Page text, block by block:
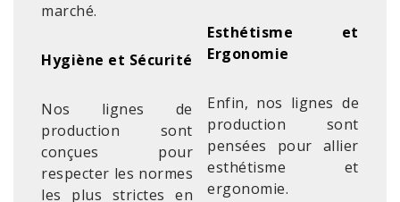
marché.
Hygiène et Sécurité
Nos lignes de
production sont
conçues pour
respecter les normes
les plus strictes en
Esthétisme et
Ergonomie
Enfin, nos lignes de
production sont
pensées pour allier
esthétisme et
ergonomie.